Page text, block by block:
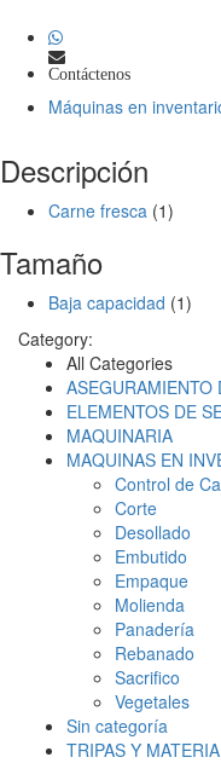
Contáctenos
Máquinas en
Descripción
Carne fresca (1)
Tamaño
Baja capacidad (1)
Category:
All Categories
ASEGURAMIENTO
ELEMENTOS DE
MAQUINARIA
MAQUINAS EN
Control de
Corte
Desollado
Embutido
Empaque
Molienda
Panadería
Rebanado
Sacrifico
Vegetales
Sin categoría
TRIPAS Y